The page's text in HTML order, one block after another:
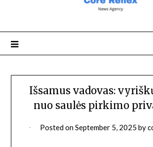
Išsamus vadovas:
nuo saulės pirkimo
Posted onSeptember 5, 2025 by